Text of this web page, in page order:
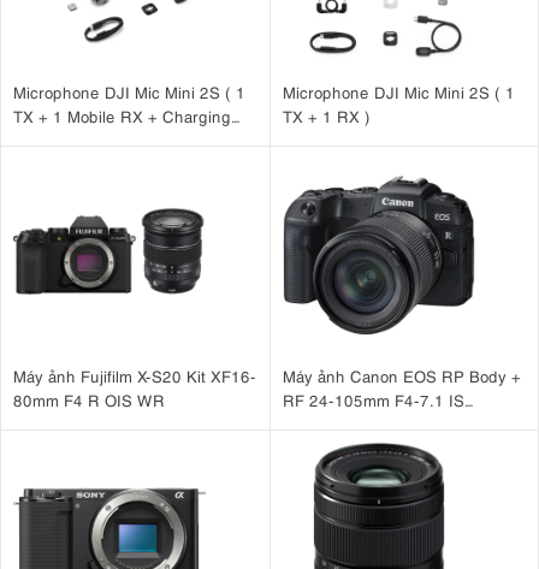
Microphone DJI Mic Mini 2S ( 1
TX + 1 Mobile RX + Charging
Microphone DJI Mic Mini 2S ( 1
TX + 1 RX )
Máy ảnh Fujifilm X-S20 Kit XF16-
80mm F4 R OIS WR
Máy ảnh Canon EOS RP Body +
RF 24-105mm F4-7.1 IS